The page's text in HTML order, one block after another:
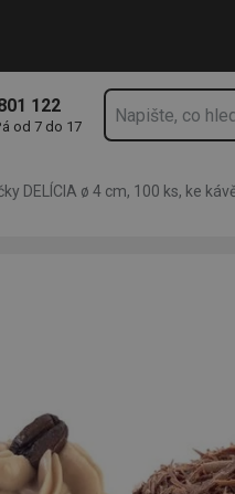
122
od 7 do 17
DELÍCIA ø 4 cm, 100 ks, ke